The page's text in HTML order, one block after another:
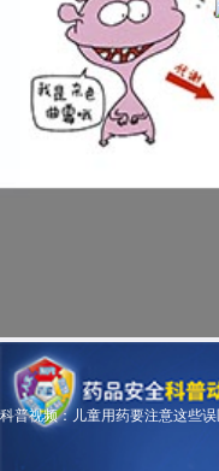
科普视频：儿童用药要注意这些